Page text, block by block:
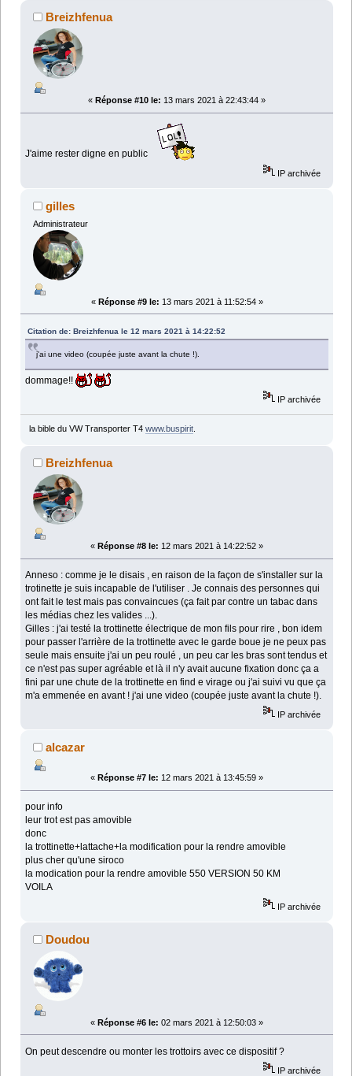
fois)Breizhfenua
« Réponse #10 le: 13 mars 2021 à 22:43:44 »
J'aime rester digne en public
IP archivée
gilles
Administrateur
« Réponse #9 le: 13 mars 2021 à 11:52:54 »
Citation de: Breizhfenua le 12 mars 2021 à 14:22:52
j'ai une video (coupée juste avant la chute !).
dommage!!
IP archivée
la bible du VW Transporter T4 www.buspirit.
Breizhfenua
« Réponse #8 le: 12 mars 2021 à 14:22:52 »
Anneso : comme je le disais , en raison de la façon de s'installer sur la
trotinette je suis incapable de l'utiliser . Je connais des personnes qui
ont fait le test mais pas convaincues (ça fait par contre un tabac dans
les médias chez les valides ...).
Gilles : j'ai testé la trottinette électrique de mon fils pour rire , bon idem
pour passer l'arrière de la trottinette avec le garde boue je ne peux pas
seule mais ensuite j'ai un peu roulé , un peu car les bras sont tendus et
ce n'est pas super agréable et là il n'y avait aucune fixation donc ça a
fini par une chute de la trottinette en find e virage ou j'ai suivi vu que ça
m'a emmenée en avant ! j'ai une video (coupée juste avant la chute !).
IP archivée
alcazar
« Réponse #7 le: 12 mars 2021 à 13:45:59 »
pour info
leur trot est pas amovible
donc
la trottinette+lattache+la modification pour la rendre amovible
plus cher qu'une siroco
la modication pour la rendre amovible 550 VERSION 50 KM
VOILA
IP archivée
Doudou
« Réponse #6 le: 02 mars 2021 à 12:50:03 »
On peut descendre ou monter les trottoirs avec ce dispositif ?
IP archivée